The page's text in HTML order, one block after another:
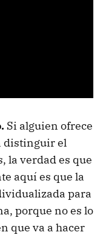
Si alguien ofrece
distinguir el
la verdad es que
aquí es que la
para
porque no es lo
que va a hacer